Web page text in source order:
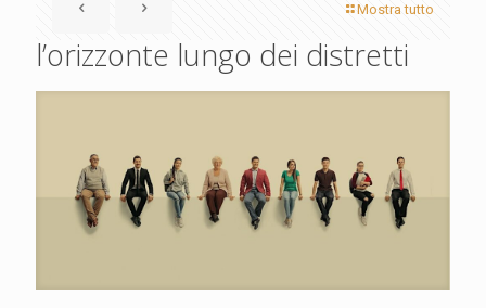
Mostra tutto
l’orizzonte lungo dei distretti